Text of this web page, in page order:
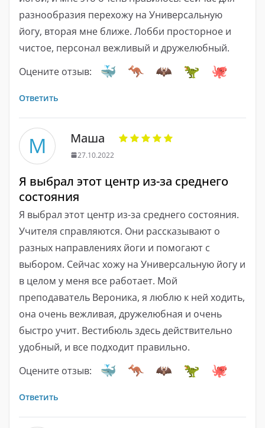
разнообразия перехожу на Универсальную
йогу, вторая мне ближе. Лобби просторное и
чистое, персонал вежливый и дружелюбный.
Оцените отзыв:
Ответить
М Маша
27.10.2022
Я выбрал этот центр из-за среднего
состояния
Я выбрал этот центр из-за среднего состояния.
Учителя справляются. Они рассказывают о
разных направлениях йоги и помогают с
выбором. Сейчас хожу на Универсальную йогу и
в целом у меня все работает. Мой
преподаватель Вероника, я люблю к ней ходить,
она очень вежливая, дружелюбная и очень
быстро учит. Вестибюль здесь действительно
удобный, и все подходит правильно.
Оцените отзыв:
Ответить